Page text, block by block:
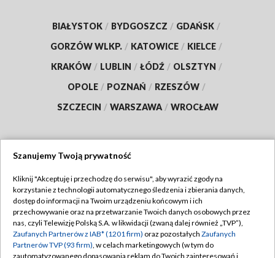
BIAŁYSTOK / BYDGOSZCZ / GDAŃSK /
GORZÓW WLKP. / KATOWICE / KIELCE /
KRAKÓW / LUBLIN / ŁÓDŹ / OLSZTYN /
OPOLE / POZNAŃ / RZESZÓW /
SZCZECIN / WARSZAWA / WROCŁAW
TVP
Abonament TVP
Emisja w TVP
Centrum informacji TVP
Regulamin TVP
Polityka prywatności
Moje zgody
Szanujemy Twoją prywatność
Kliknij "Akceptuję i przechodzę do serwisu", aby wyrazić zgody na
korzystanie z technologii automatycznego śledzenia i zbierania danych,
dostęp do informacji na Twoim urządzeniu końcowym i ich
przechowywanie oraz na przetwarzanie Twoich danych osobowych przez
nas, czyli Telewizję Polską S.A. w likwidacji (zwaną dalej również „TVP”),
Zaufanych Partnerów z IAB* (1201 firm) oraz pozostałych Zaufanych
Partnerów TVP (93 firm), w celach marketingowych (w tym do
zautomatyzowanego dopasowania reklam do Twoich zainteresowań i